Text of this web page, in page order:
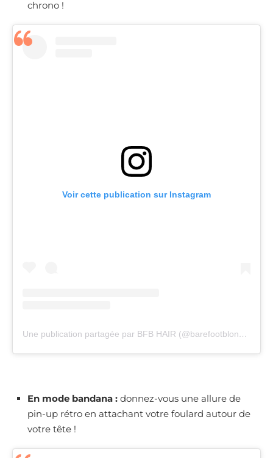
chrono !
Voir cette publication sur Instagram
Une publication partagée par BFB HAIR (@barefootblondehair)
En mode bandana : donnez-vous une allure de
pin-up rétro en attachant votre foulard autour de
votre tête !